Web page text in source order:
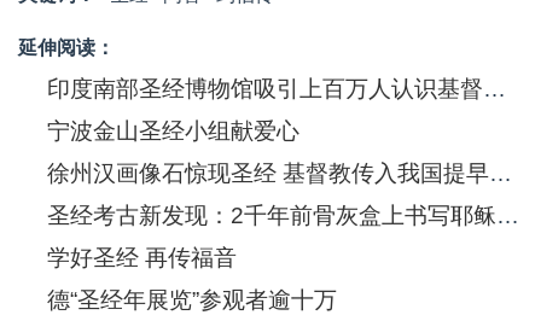
延伸阅读：
印度南部圣经博物馆吸引上百万人认识基督信息
宁波金山圣经小组献爱心
徐州汉画像石惊现圣经 基督教传入我国提早550年
圣经考古新发现：2千年前骨灰盒上书写耶稣(图)
学好圣经 再传福音
德“圣经年展览”参观者逾十万